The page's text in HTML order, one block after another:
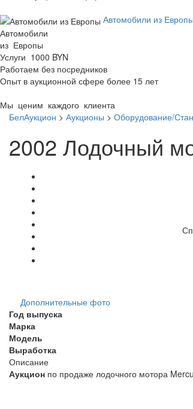
Автомобили из Европы
Автомобили
из Европы
Услуги 1000 BYN
Работаем без посредников
Опыт в аукционной сфере более 15 лет
Мы ценим каждого клиента
БелАукцион > Аукционы > Оборудование/
2002 Лодочный
Дополнительные фото
Год выпуска
Марка
Модель
Выработка
Описание
Аукцион по продаже лодочного мотора